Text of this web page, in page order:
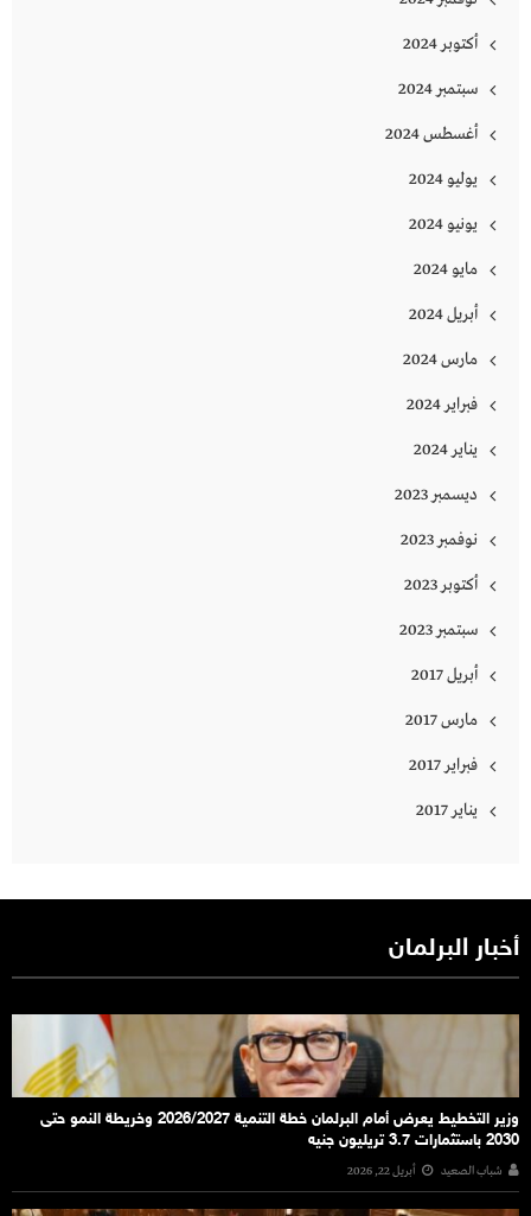
أكتوبر 2024
سبتمبر 2024
أغسطس 2024
يوليو 2024
يونيو 2024
مايو 2024
أبريل 2024
مارس 2024
فبراير 2024
يناير 2024
ديسمبر 2023
نوفمبر 2023
أكتوبر 2023
سبتمبر 2023
أبريل 2017
مارس 2017
فبراير 2017
يناير 2017
أخبار البرلمان
وزير التخطيط يعرض أمام البرلمان خطة التنمية 2026/2027 وخريطة النمو حتى
2030 باستثمارات 3.7 تريليون جنيه
شباب الصعيد أبريل 22, 2026